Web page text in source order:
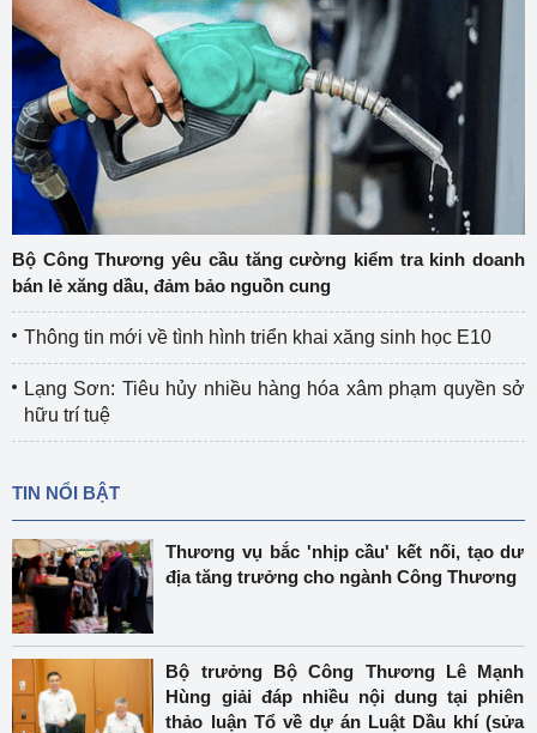
Bộ Công Thương yêu cầu tăng cường kiểm tra kinh doanh
bán lẻ xăng dầu, đảm bảo nguồn cung
Thông tin mới về tình hình triển khai xăng sinh học E10
Lạng Sơn: Tiêu hủy nhiều hàng hóa xâm phạm quyền sở
hữu trí tuệ
TIN NỔI BẬT
Thương vụ bắc 'nhịp cầu' kết nối, tạo dư
địa tăng trưởng cho ngành Công Thương
Bộ trưởng Bộ Công Thương Lê Mạnh
Hùng giải đáp nhiều nội dung tại phiên
thảo luận Tổ về dự án Luật Dầu khí (sửa